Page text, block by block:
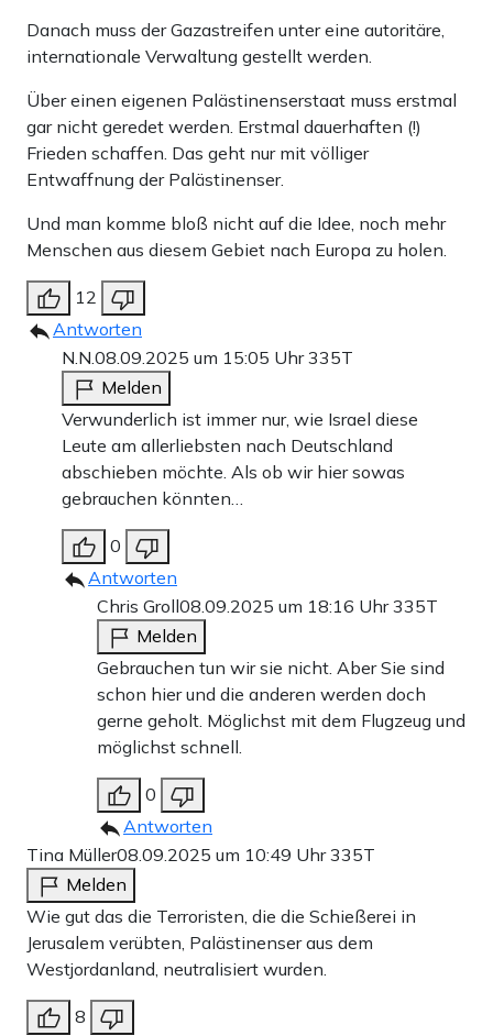
Danach muss der Gazastreifen unter eine autoritäre,
internationale Verwaltung gestellt werden.
Über einen eigenen Palästinenserstaat muss erstmal
gar nicht geredet werden. Erstmal dauerhaften (!)
Frieden schaffen. Das geht nur mit völliger
Entwaffnung der Palästinenser.
Und man komme bloß nicht auf die Idee, noch mehr
Menschen aus diesem Gebiet nach Europa zu holen.
12
Antworten
N.N.08.09.2025 um 15:05 Uhr335T
Melden
Verwunderlich ist immer nur, wie Israel diese
Leute am allerliebsten nach Deutschland
abschieben möchte. Als ob wir hier sowas
gebrauchen könnten…
0
Antworten
Chris Groll08.09.2025 um 18:16 Uhr335T
Melden
Gebrauchen tun wir sie nicht. Aber Sie sind
schon hier und die anderen werden doch
gerne geholt. Möglichst mit dem Flugzeug und
möglichst schnell.
0
Antworten
Tina Müller08.09.2025 um 10:49 Uhr335T
Melden
Wie gut das die Terroristen, die die Schießerei in
Jerusalem verübten, Palästinenser aus dem
Westjordanland, neutralisiert wurden.
8